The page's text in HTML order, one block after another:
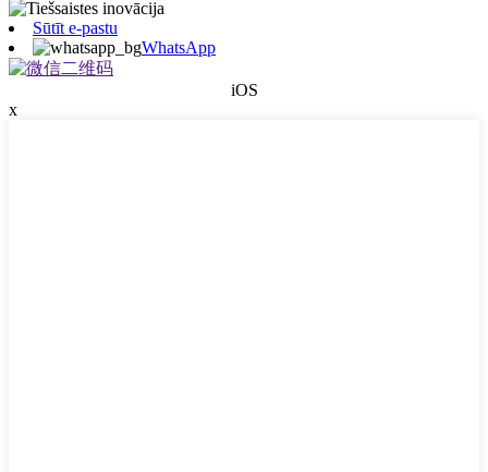
Sūtīt e-pastu
WhatsApp
iOS
x